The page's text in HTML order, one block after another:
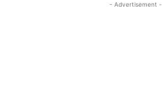
- Advertisement -